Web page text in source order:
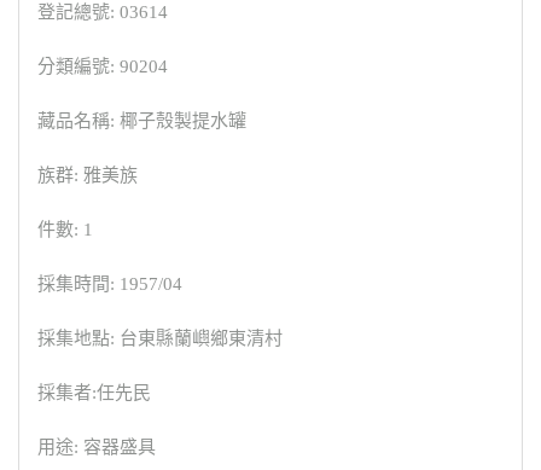
登記總號: 03614
分類編號: 90204
藏品名稱: 椰子殼製提水罐
族群: 雅美族
件數: 1
採集時間: 1957/04
採集地點: 台東縣蘭嶼鄉東清村
採集者:任先民
用途: 容器盛具